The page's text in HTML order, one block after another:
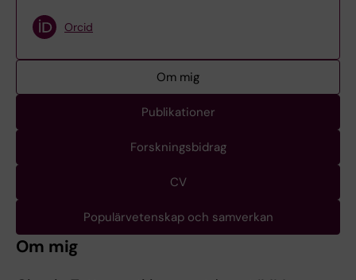
Orcid
Om mig
Publikationer
Forskningsbidrag
CV
Populärvetenskap och samverkan
Om mig